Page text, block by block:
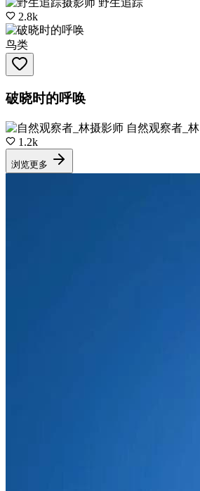
摄影师 野生追踪
2.8k
鸟类
破晓时的呼唤
摄影师 自然观察者_林
1.2k
浏览更多